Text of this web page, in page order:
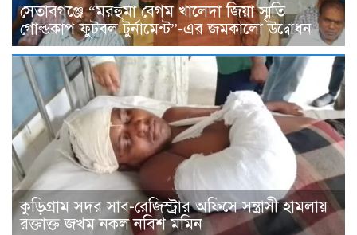
সেতাবগঞ্জে “মরহুমা বেগম খালেদা জিয়া স্মৃতি
গোল্ডকাপ ফুটবল টুর্নামেন্ট”-এর জমকালো উদ্বোধন
কুড়িগ্রাম সদর সাব-রেজিস্ট্রার অফিসে সন্ত্রাসী হামলায়
রক্তাক্ত জখম নকল নবিশ মমিন